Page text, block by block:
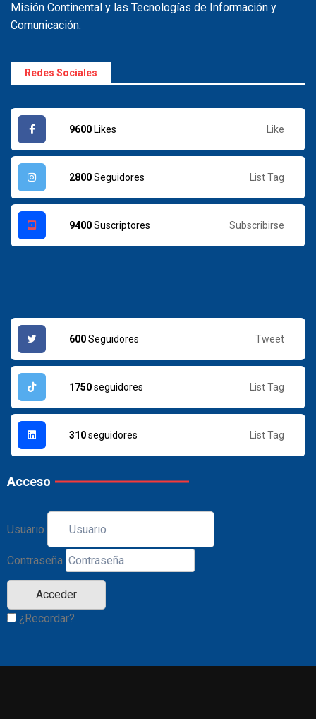
Misión Continental y las Tecnologías de Información y
Comunicación.
Redes Sociales
9600 Likes Like
2800Seguidores List Tag
9400Suscriptores Subscribirse
600Seguidores Tweet
1750seguidores List Tag
310seguidores List Tag
Acceso
Usuario
Contraseña
¿Recordar?